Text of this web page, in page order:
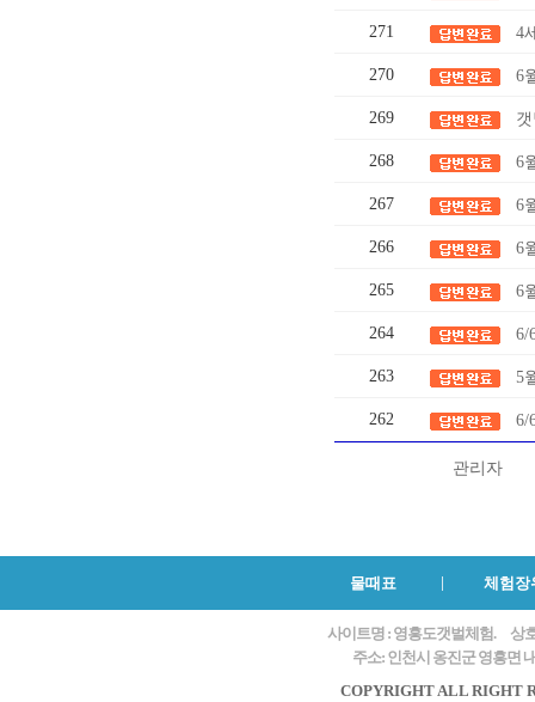
271 4
270 6
269
268 6
267 6
266 6
265 6
264 6/
263 5
262 6/
관리자
물때표 체험장
사이트명 : 영흥도갯벌체험.
상
주소: 인천시 옹진군 영흥면
COPYRIGHT ALL RIGHT